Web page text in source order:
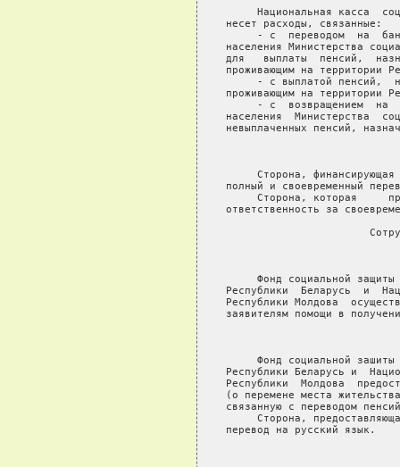
Национальная касса
несет расходы, связанные:
- с  переводом  на
населения Министерства
для   выплаты  пенсий,
проживающим на территории
- с выплатой пенсий,
проживающим на территории
- с  возвращением  на
населения  Министерства
невыплаченных пенсий,
Сторона,
полный и своевременный
Сторона, которая
ответственность за
Фонд социальной
Республики  Беларусь  и
Республики Молдова
заявителям помощи в
Фонд социальной
Республики Беларусь и
Республики  Молдова
(о перемене места
связанную с переводом
Сторона,
перевод на русский язык.